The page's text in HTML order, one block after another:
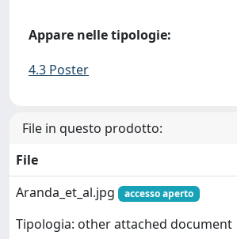
Appare nelle tipologie:
4.3 Poster
File in questo prodotto:
File
Aranda_et_al.jpg
accesso aperto
Tipologia: other attached document